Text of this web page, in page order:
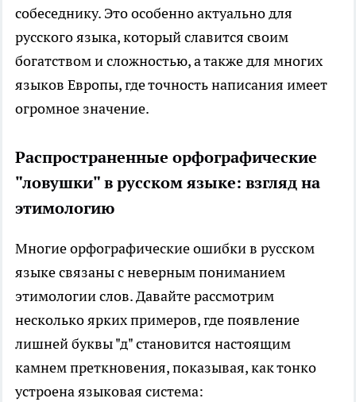
собеседнику. Это особенно актуально для
русского языка, который славится своим
богатством и сложностью, а также для многих
языков Европы, где точность написания имеет
огромное значение.
Распространенные орфографические
"ловушки" в русском языке: взгляд на
этимологию
Многие орфографические ошибки в русском
языке связаны с неверным пониманием
этимологии слов. Давайте рассмотрим
несколько ярких примеров, где появление
лишней буквы "д" становится настоящим
камнем преткновения, показывая, как тонко
устроена языковая система: